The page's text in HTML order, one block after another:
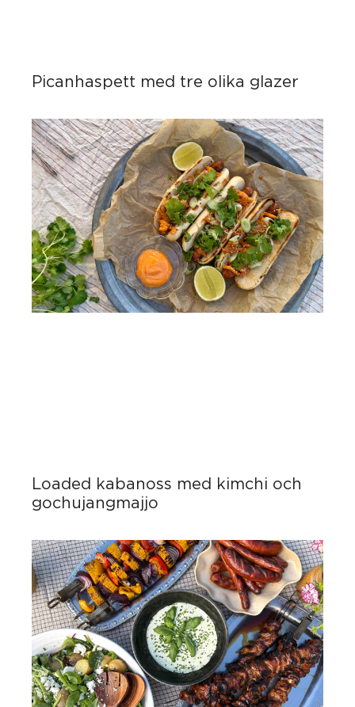
Picanhaspett med tre olika glazer
Loaded kabanoss med kimchi och
gochujangmajjo